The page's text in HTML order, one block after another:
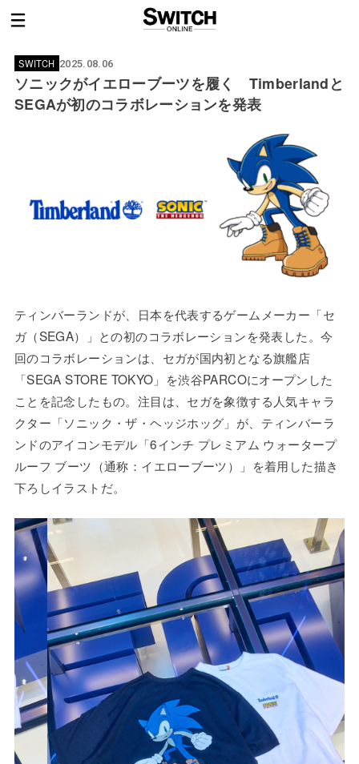
SWITCH 2025.08.06
ソニックがイエローブーツを履く Timberlandと
SEGAが初のコラボレーションを発表
ティンバーランドが、日本を代表するゲームメーカー「セ
ガ（SEGA）」との初のコラボレーションを発表した。今
回のコラボレーションは、セガが国内初となる旗艦店
「SEGA STORE TOKYO」を渋谷PARCOにオープンした
ことを記念したもの。注目は、セガを象徴する人気キャラ
クター「ソニック・ザ・ヘッジホッグ」が、ティンバーラ
ンドのアイコンモデル「6インチ プレミアム ウォータープ
ルーフ ブーツ（通称：イエローブーツ）」を着用した描き
下ろしイラストだ。